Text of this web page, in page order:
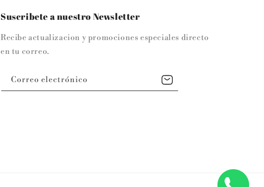
Suscribete a nuestro Newsletter
Recibe actualizacion y promociones especiales directo
en tu correo.
Correo electrónico